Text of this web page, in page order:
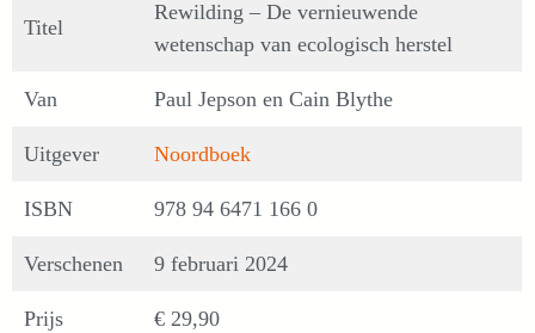
Titel
Rewilding – De vernieuwende
wetenschap van ecologisch herstel
Van Paul Jepson en Cain Blythe
Uitgever Noordboek
ISBN 978 94 6471 166 0
Verschenen 9 februari 2024
Prijs € 29,90